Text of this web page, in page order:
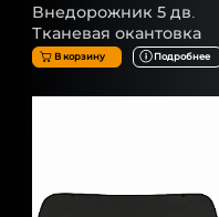
Внедорожник 5 дв.
Тканевая окантовка
В корзину Подробнее